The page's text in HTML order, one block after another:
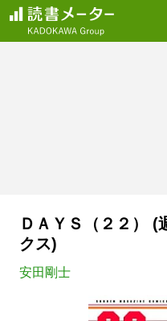
ＤＡＹＳ（２２） (
クス)
安田剛士